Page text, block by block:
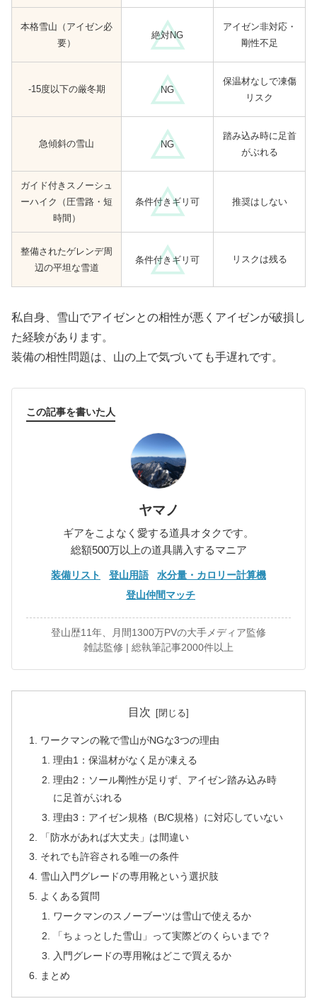
本格雪山（アイゼン必
要）
絶対NG
アイゼン非対応・
剛性不足
-15度以下の厳冬期 NG
保温材なしで凍傷
リスク
急傾斜の雪山 NG
踏み込み時に足首
がぶれる
ガイド付きスノーシュ
ーハイク（圧雪路・短
時間）
条件付きギリ可 推奨はしない
整備されたゲレンデ周
辺の平坦な雪道
条件付きギリ可 リスクは残る
私自身、雪山でアイゼンとの相性が悪くアイゼンが破損し
た経験があります。
装備の相性問題は、山の上で気づいても手遅れです。
この記事を書いた人
ヤマノ
ギアをこよなく愛する道具オタクです。
総額500万以上の道具購入するマニア
装備リスト 登山用語
水分量・カロリー計算機
登山仲間マッチ
登山歴11年、月間1300万PVの大手メディア監修
雑誌監修 | 総執筆記事2000件以上
目次
ワークマンの靴で雪山がNGな3つの理由
理由1：保温材がなく足が凍える
理由2：ソール剛性が足りず、アイゼン踏み込み時
に足首がぶれる
理由3：アイゼン規格（B/C規格）に対応していない
「防水があれば大丈夫」は間違い
それでも許容される唯一の条件
雪山入門グレードの専用靴という選択肢
よくある質問
ワークマンのスノーブーツは雪山で使えるか
「ちょっとした雪山」って実際どのくらいまで？
入門グレードの専用靴はどこで買えるか
まとめ